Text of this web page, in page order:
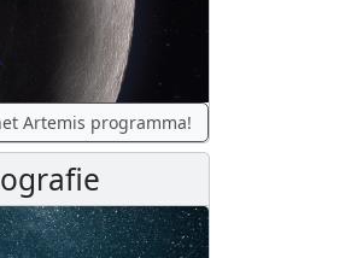
Artemis programma!